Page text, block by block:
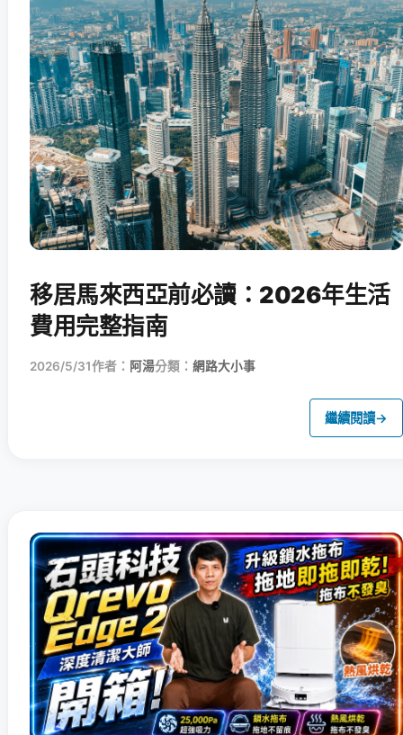
移居馬來西亞前必讀：2026年生活
費用完整指南
2026/5/31作者： 阿湯分類： 網路大小事
繼續閱讀→